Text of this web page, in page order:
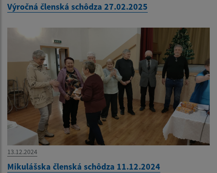
Výročná členská schôdza 27.02.2025
13.12.2024
Mikulášska členská schôdza 11.12.2024